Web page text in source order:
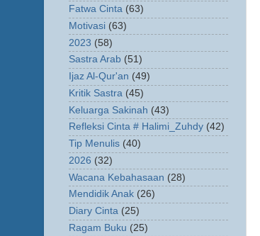
Fatwa Cinta (63)
Motivasi (63)
2023 (58)
Sastra Arab (51)
Ijaz Al-Qur'an (49)
Kritik Sastra (45)
Keluarga Sakinah (43)
Refleksi Cinta # Halimi_Zuhdy (42)
Tip Menulis (40)
2026 (32)
Wacana Kebahasaan (28)
Mendidik Anak (26)
Diary Cinta (25)
Ragam Buku (25)